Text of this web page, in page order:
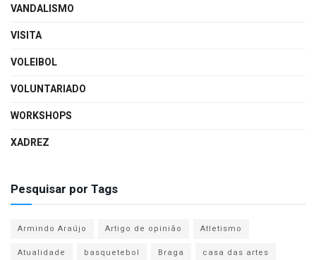
VANDALISMO
VISITA
VOLEIBOL
VOLUNTARIADO
WORKSHOPS
XADREZ
Pesquisar por Tags
Armindo Araújo Artigo de opinião
Atletismo
Atualidade
basquetebol Braga
casa das artes